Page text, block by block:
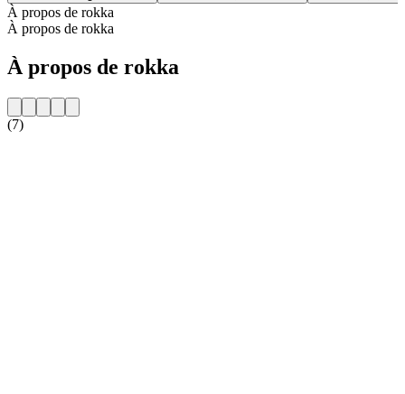
À propos de rokka
À propos de rokka
À propos de rokka
(7)